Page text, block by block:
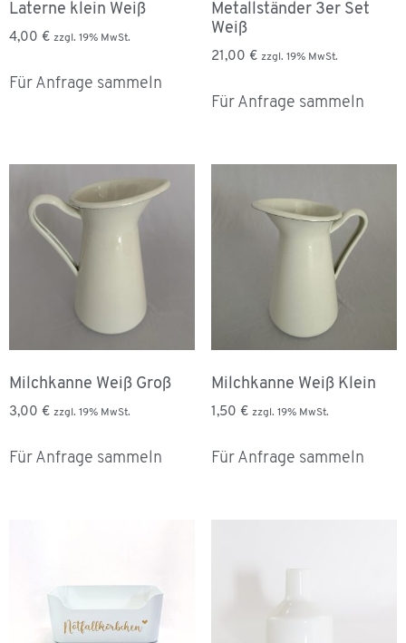
Laterne klein Weiß
4,00 € zzgl. 19% MwSt.
Für Anfrage sammeln
Metallständer 3er Set
Weiß
21,00 € zzgl. 19% MwSt.
Für Anfrage sammeln
Milchkanne Weiß Groß
3,00 € zzgl. 19% MwSt.
Für Anfrage sammeln
Milchkanne Weiß Klein
1,50 € zzgl. 19% MwSt.
Für Anfrage sammeln